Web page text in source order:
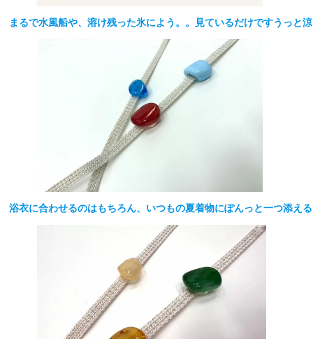
まるで水風船や、溶け残った氷によう。。見ているだけですうっと
浴衣に合わせるのはもちろん、いつもの夏着物にぽんっと一つ添え